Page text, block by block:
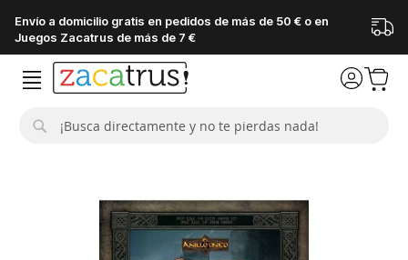
Envío a domicilio gratis en pedidos de más de 50 € o en
Juegos Zacatrus de más de 7 €